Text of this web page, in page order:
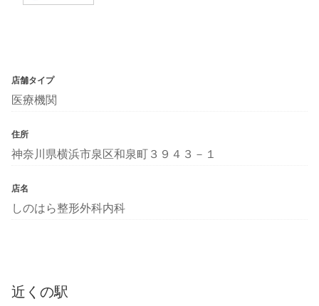
店舗タイプ
医療機関
住所
神奈川県横浜市泉区和泉町３９４３－１
店名
しのはら整形外科内科
近くの駅